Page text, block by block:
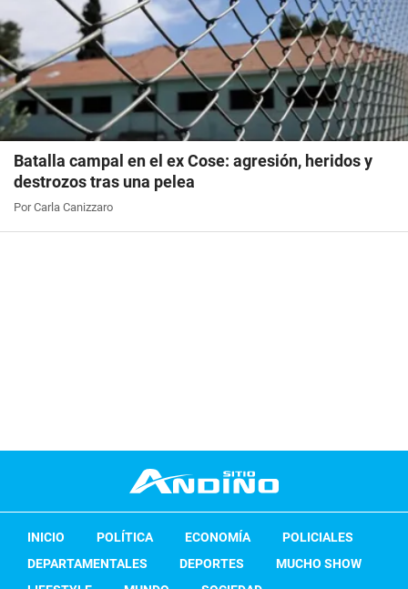
Batalla campal en el ex Cose: agresión, heridos y
destrozos tras una pelea
Por Carla Canizzaro
INICIO POLÍTICA ECONOMÍA
POLICIALES
DEPARTAMENTALES
DEPORTES
MUCHO SHOW